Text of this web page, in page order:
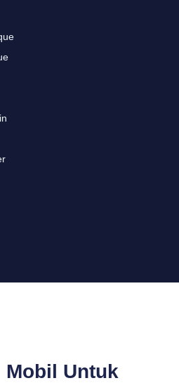
Mobil Untuk